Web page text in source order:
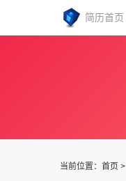
简历首页
当前位置： 首页 >